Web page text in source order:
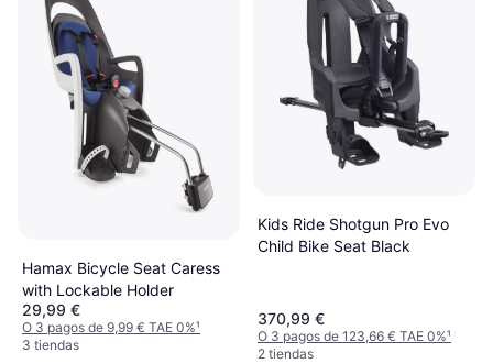
Hamax Bicycle Seat Caress
with Lockable Holder
29,99 €
O 3 pagos de 9,99 € TAE 0%¹
3 tiendas
Kids Ride Shotgun Pro Evo
Child Bike Seat Black
370,99 €
O 3 pagos de 123,66 € TAE 0%¹
2 tiendas